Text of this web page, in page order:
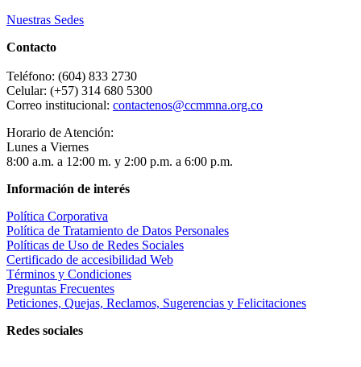
Nuestras Sedes
Contacto
Teléfono: (604) 833 2730
Celular: (+57) 314 680 5300
Correo institucional: contactenos@ccmmna.org.co
Horario de Atención:
Lunes a Viernes
8:00 a.m. a 12:00 m. y 2:00 p.m. a 6:00 p.m.
Información de interés
Política Corporativa
Política de Tratamiento de Datos Personales
Políticas de Uso de Redes Sociales
Certificado de accesibilidad Web
Términos y Condiciones
Preguntas Frecuentes
Peticiones, Quejas, Reclamos, Sugerencias y Felicitaciones
Redes sociales